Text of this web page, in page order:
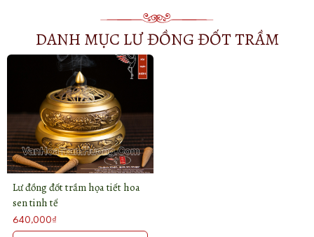
DANH MỤC LƯ ĐỒNG ĐỐT TRẦM
Lư đồng đốt trầm họa tiết hoa
sen tinh tế
640,000₫